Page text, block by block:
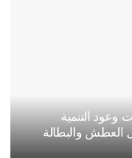
وعود التنمية
العطش والبطالة